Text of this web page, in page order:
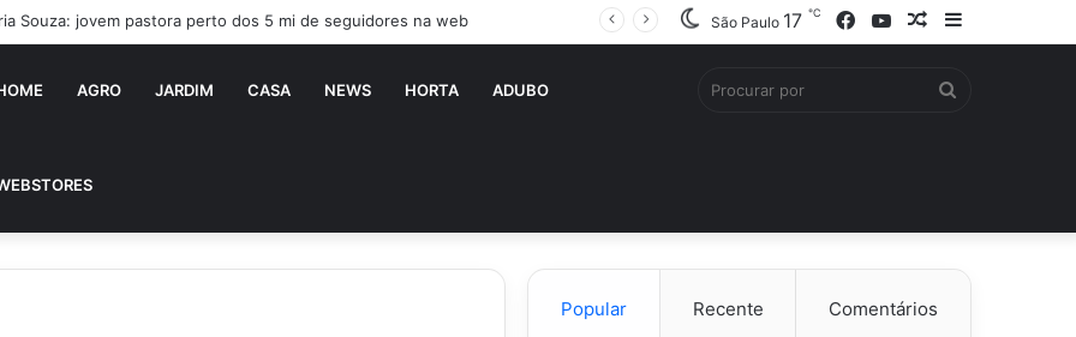
Souza: jovem pastora perto dos 5 mi de seguidores na web
Barra
Artigo
YouTube
Facebook
São Paulo 17 ℃
AGRO JARDIM CASA NEWS HORTA ADUBO
Popular Recente Comentários